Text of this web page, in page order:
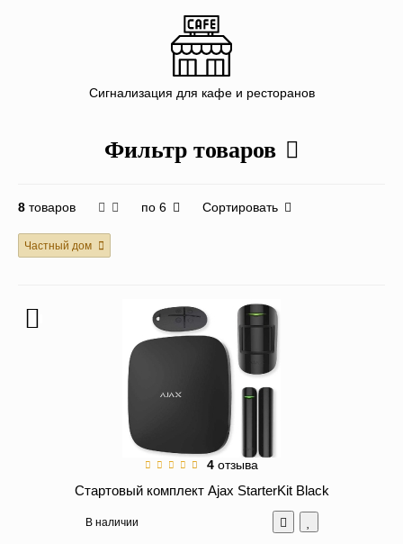
Сигнализация для кафе и ресторанов
Фильтр товаров
Частный дом
8 товаров по 6 Сортировать
4 отзыва
Стартовый комплект Ajax StarterKit Black
В наличии